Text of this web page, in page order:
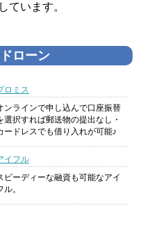
ています。
ローン
ロミス
ンラインで申し込んで口座振替
選択すれば郵送物の提出なし・
ードレスでも借り入れが可能♪
イフル
ピーディーな融資も可能なアイ
ル。